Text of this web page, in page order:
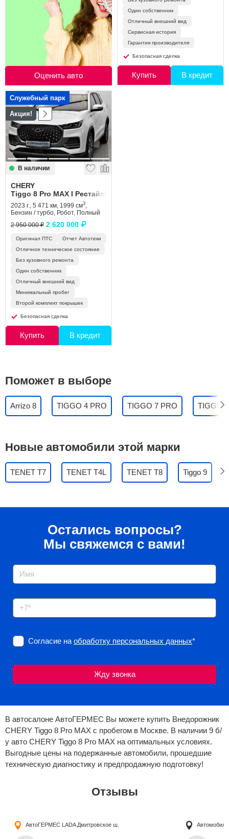
Оценить авто
Один собственник
Отличный внешний вид
Сервисная история
Гарантия производителя
Безопасная сделка
Купить В кредит
Служебный парк
Акция!
В наличии
CHERY
Tiggo 8 Pro MAX I Рестайлинг
2023 г., 5 471 км, 1999 см3,
Бензин / турбо, Робот, Полный
2 950 000 ₽ 2 620 000 ₽
Оригинал ПТС
Отчет Автотеки
Отличное техническое состояние
Без кузовного ремонта
Один собственник
Отличный внешний вид
Минимальный пробег
Второй комплект покрышек
Безопасная сделка
Купить В кредит
Поможет в выборе
Arrizo 8 TIGGO 4 PRO TIGGO 7 PRO TIGGO
Новые автомобили этой марки
TENET T7 TENET T4L TENET T8 Tiggo 9
Остались вопросы?
Мы свяжемся с вами!
Согласие наобработку персональных данных*
В автосалоне АвтоГЕРМЕС Вы можете купить Внедорожник
CHERY Tiggo 8 Pro MAX с пробегом в Москве. В наличии 9 б/
у авто CHERY Tiggo 8 Pro MAX на оптимальных условиях.
Выгодные цены на подержанные автомобили, прошедшие
техническую диагностику и предпродажную подготовку!
Отзывы
АвтоГЕРМЕС LADAДмитровское ш.